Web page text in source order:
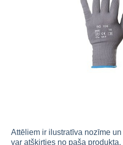
Attēliem ir ilustratīva nozīme
var atšķirties no paša produkta.